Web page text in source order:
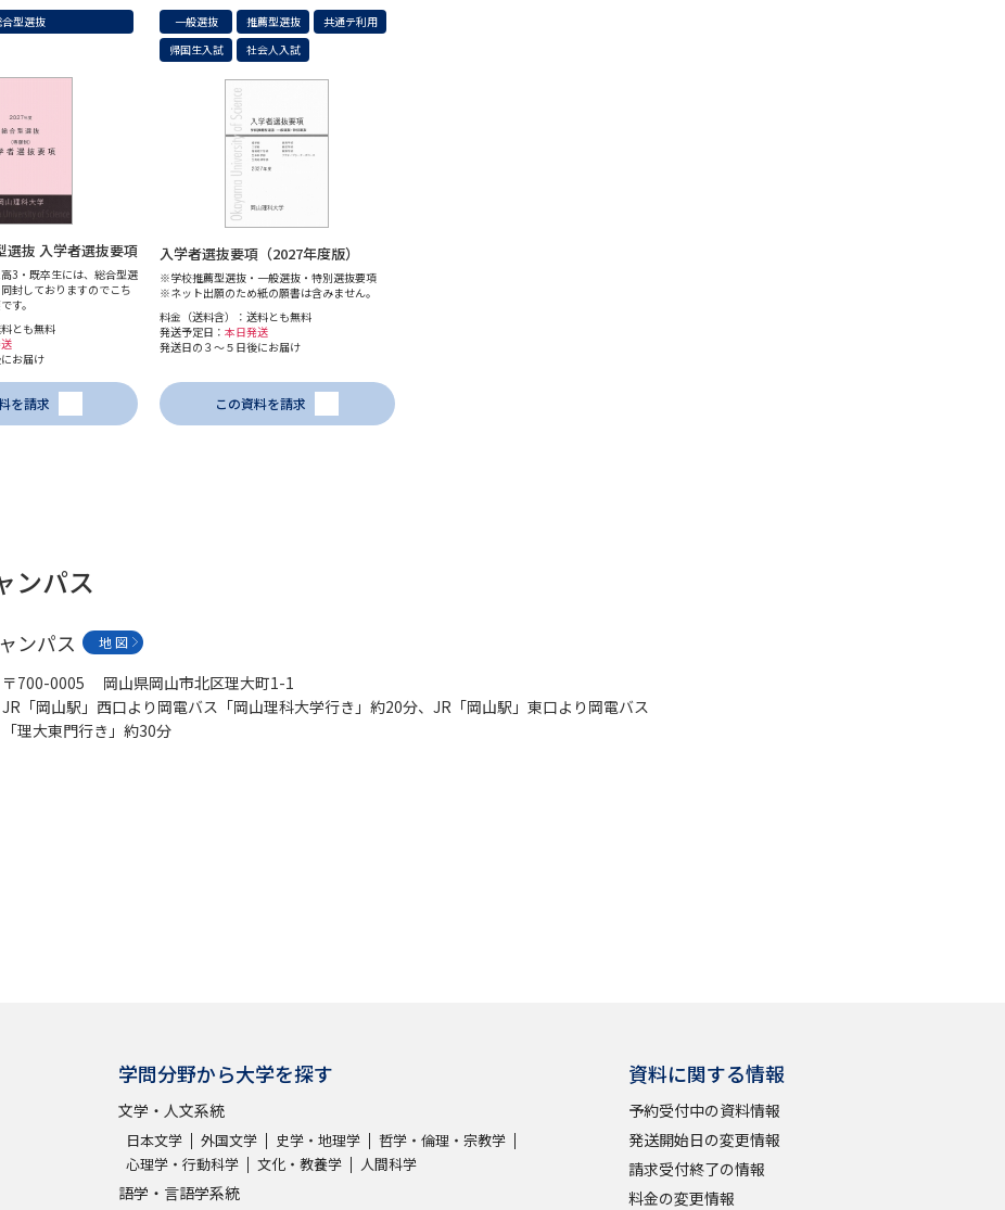
大学で学びたい学問発見
学問のミニ講義「夢ナビ講義」
ユーザーサポート
Ｑ＆Ａ よくあるご質問
資料の料金のお支払いについて
型選抜
選抜 入学者選抜要項
3・既卒生には、総合型選
封しておりますのでこち
す。
とも無料
お届け
を請求
一般選抜 推薦型選抜
共通テ利用
帰国生入試
社会人入試
入学者選抜要項（2027年度版）
※学校推薦型選抜・一般選抜・特別選抜要項
※ネット出願のため紙の願書は含みません。
料金（送料含）：送料とも無料
発送予定日： 本日発送
発送日の３～５日後にお届け
この資料を請求
ンパス
ンパス 地 図
〒700-0005 岡山県岡山市北区理大町1-1
JR「岡山駅」西口より岡電バス「岡山理科大学行き」約20分、JR「岡山駅」東口より岡電バス
「理大東門行き」約30分
学問分野から大学を探す
文学・人文系統
日本文学 外国文学 史学・地理学
哲学・倫理・宗教学
心理学・行動科学
文化・教養学 人間科学
語学・言語学系統
資料に関する情報
予約受付中の資料情報
発送開始日の変更情報
請求受付終了の情報
料金の変更情報